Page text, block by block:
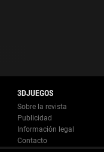
Información legal